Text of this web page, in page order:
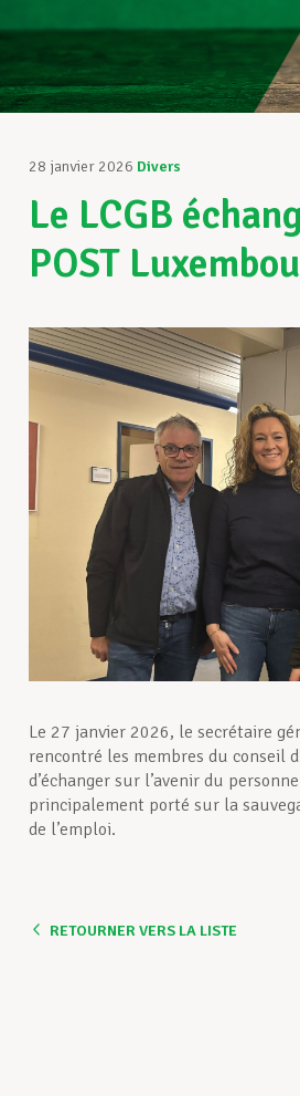
28 janvier 2026 Divers
Le LCGB
POST
Le 27 janvier 2026, le secrétaire
rencontré les membres du conseil
d’échanger sur l’avenir du
principalement porté sur la
de l’emploi.
RETOURNER VERS LA LISTE